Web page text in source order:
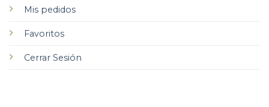
Mis pedidos
Favoritos
Cerrar Sesión